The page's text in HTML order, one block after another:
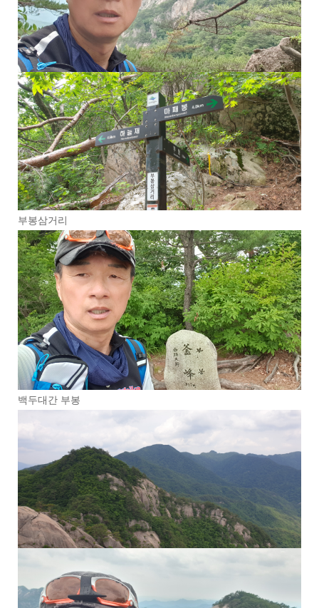
부봉삼거리
백두대간 부봉